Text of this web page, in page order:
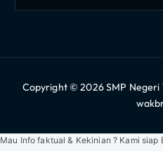
Copyright © 2026 SMP Negeri
Mau Info faktual & Kekinian ? Kami siap